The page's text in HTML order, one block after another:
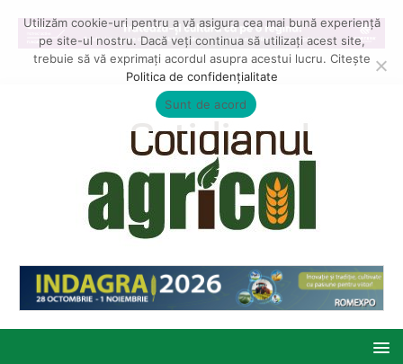
Utilizăm cookie-uri pentru a vă asigura cea mai bună experiență
pe site-ul nostru. Dacă veți continua să utilizați acest site,
trebuie să vă exprimați acordul asupra acestui lucru. Citește
Politica de confidențialitate
Sunt de acord